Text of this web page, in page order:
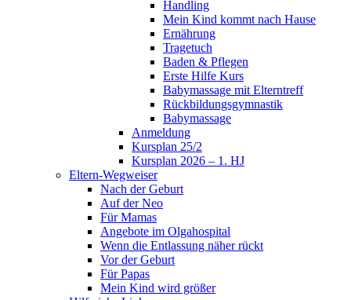
Handling
Mein Kind kommt nach Hause
Ernährung
Tragetuch
Baden & Pflegen
Erste Hilfe Kurs
Babymassage mit Elterntreff
Rückbildungsgymnastik
Babymassage
Anmeldung
Kursplan 25/2
Kursplan 2026 – 1. HJ
Eltern-Wegweiser
Nach der Geburt
Auf der Neo
Für Mamas
Angebote im Olgahospital
Wenn die Entlassung näher rückt
Vor der Geburt
Für Papas
Mein Kind wird größer